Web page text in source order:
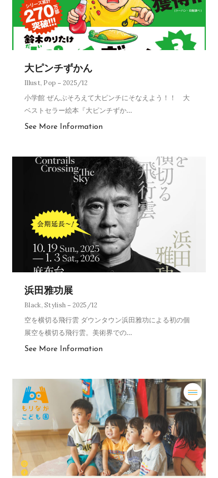
大ピンチずかん
Illust, Pop 2025/12
小学館 ぜんぶそろえて大ピンチにそなえよう！！ 大
ベストセラー絵本『大ピンチずか…
See More Information
浜田雅功展
Black,Stylish 2025/12
空を横切る飛行雲 ダウンタウン浜田雅功による初の個
展空を横切る飛行雲。美術界での…
See More Information